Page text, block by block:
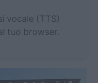
vocale (TTS)
tuo browser.